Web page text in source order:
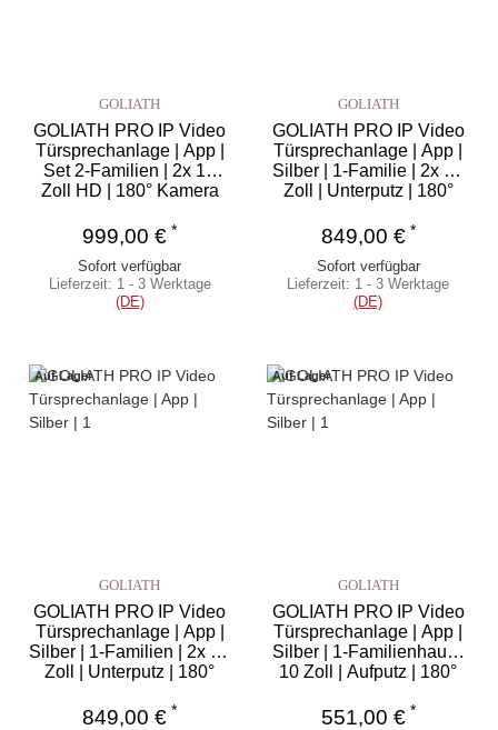
GOLIATH
GOLIATH PRO IP Video
Türsprechanlage | App |
Set 2-Familien | 2x 10
Zoll HD | 180° Kamera
999,00 € *
Sofort verfügbar
Lieferzeit: 1 - 3 Werktage
(DE)
GOLIATH
GOLIATH PRO IP Video
Türsprechanlage | App |
Silber | 1-Familie | 2x 10
Zoll | Unterputz | 180°
849,00 €*
Sofort verfügbar
Lieferzeit: 1 - 3 Werktage
(DE)
Auf Lager
GOLIATH
GOLIATH PRO IP Video
Türsprechanlage | App |
Silber | 1-Familien | 2x 10
Zoll | Unterputz | 180°
849,00 € *
Auf Lager
GOLIATH
GOLIATH PRO IP Video
Türsprechanlage | App |
Silber | 1-Familienhaus |
10 Zoll | Aufputz | 180°
551,00 €*